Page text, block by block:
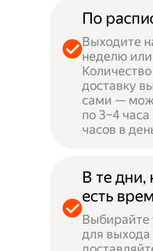
По
Выходите
неделю
доставку
сами —
по 3–4
часов в
В те дни,
есть
Выбирайте
для